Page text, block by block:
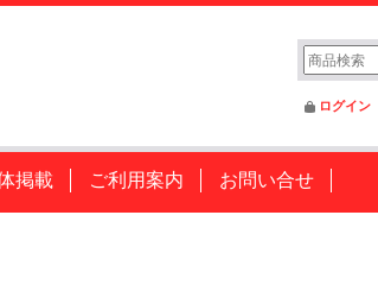
ログイン
掲載 ご利用案内 お問い合せ